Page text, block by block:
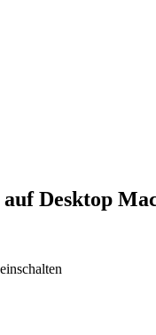
Desktop